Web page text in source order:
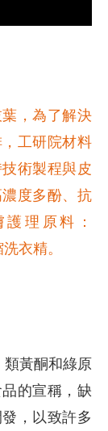
，為了解決
工研院材料
術製程與皮
度多酚、抗
理原料：
衣精。
黃酮和綠原
的宣稱，缺
，以致許多